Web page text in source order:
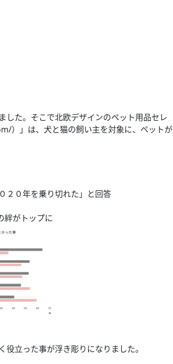
した。そこで北欧デザインのペット用品セレ
」は、犬と猫の飼い主を対象に、ペットが
２０年を乗り切れた」と回答
絆がトップに
立った事が浮き彫りになりました。